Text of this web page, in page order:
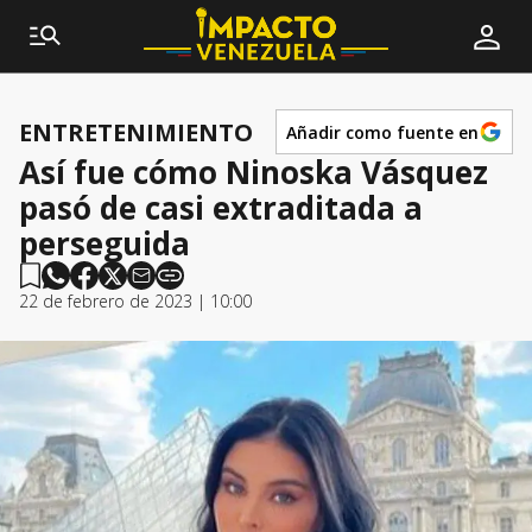
ENTRETENIMIENTO Añadir como fuente en
Así fue cómo Ninoska Vásquez
pasó de casi extraditada a
perseguida
22 de febrero de 2023 | 10:00